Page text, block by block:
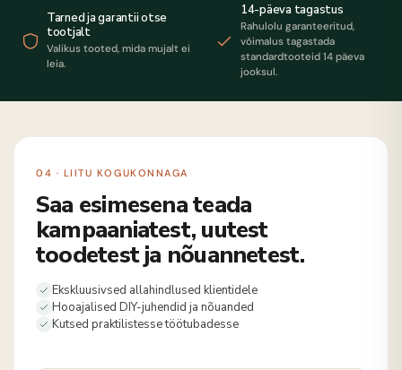
Tarned ja garantii otse
tootjalt
Valikus tooted, mida mujalt ei
leia.
14-päeva tagastus
Rahulolu garanteeritud,
võimalus tagastada
standardtooteid 14 päeva
jooksul.
04 · LIITU KOGUKONNAGA
Saa esimesena teada
kampaaniatest, uutest
toodetest ja nõuannetest.
Ekskluusivsed allahindlused klientidele
Hooajalised DIY-juhendid ja nõuanded
Kutsed praktilistesse töötubadesse